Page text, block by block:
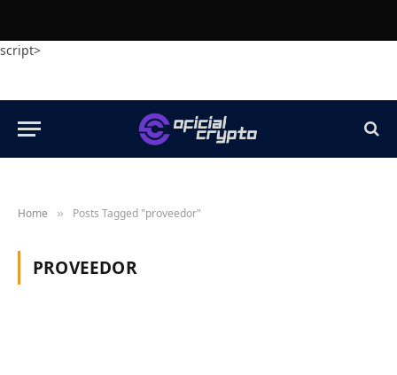
script>
Home » Posts Tagged "proveedor"
PROVEEDOR